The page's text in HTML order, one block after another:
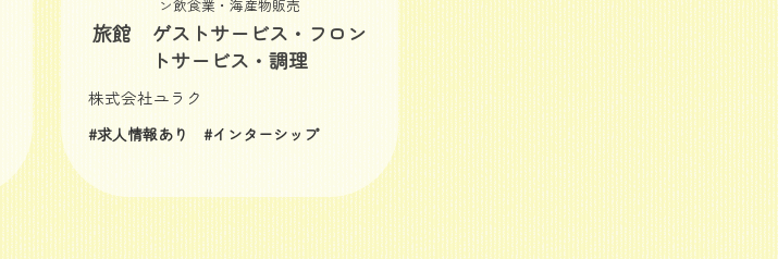
ン飲食業・海産物販売
旅館 ゲストサービス・フロン
トサービス・調理
株式会社ユラク
#求人情報あり #インターシップ